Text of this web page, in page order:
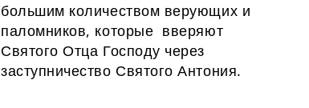
большим количеством верующих и
паломников, которые вверяют
Святого Отца Господу через
заступничество Святого Антония.